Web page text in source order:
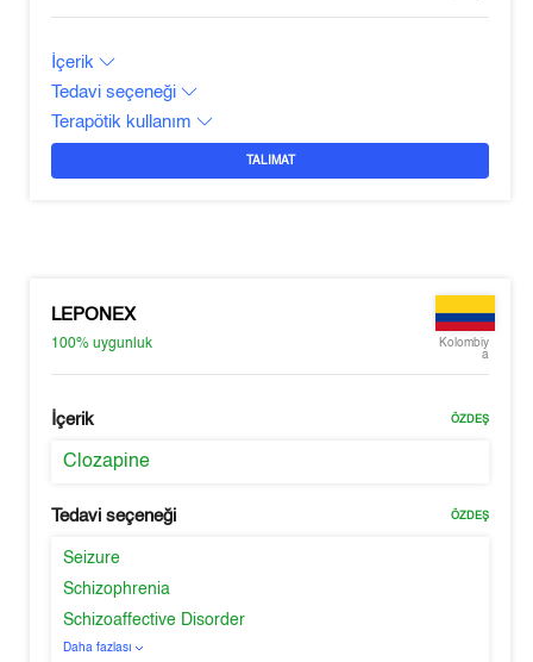
İçerik
Tedavi seçeneği
Terapötik kullanım
TALIMAT
LEPONEX
100%uygunluk
Kolombiy
a
İçerik ÖZDEŞ
Clozapine
Tedavi seçeneği ÖZDEŞ
Seizure
Schizophrenia
Schizoaffective Disorder
Daha fazlası